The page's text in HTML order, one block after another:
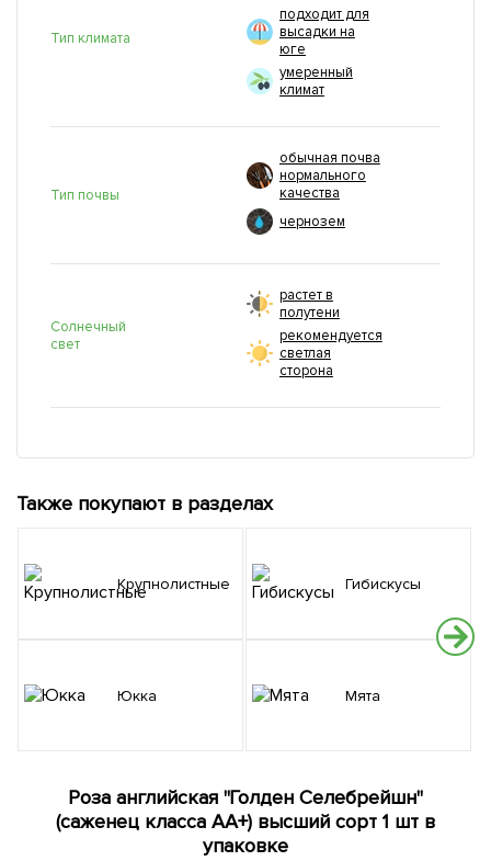
Тип климата
подходит для
высадки на
юге
умеренный
климат
Тип почвы
обычная почва
нормального
качества
чернозем
Солнечный
свет
растет в
полутени
рекомендуется
светлая
сторона
Также покупают в разделах
Крупнолистные
Юкка
Гибискусы
Мята
Роза английская "Голден Селебрейшн"
(саженец класса АА+) высший сорт 1 шт в
упаковке